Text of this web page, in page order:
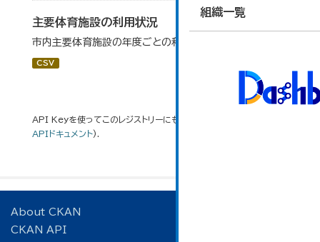
組織一覧
主要体育施設の利用状況
市内主要体育施設の年度ごとの利用状況データです。
CSV
API Keyを使ってこのレジストリーにもアクセス可能です
APIドキュメント).
About CKAN
CKAN API